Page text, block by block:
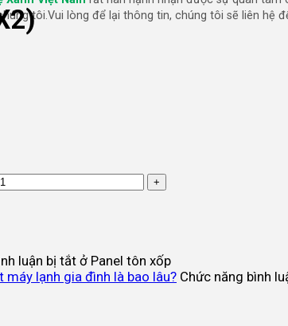
tôi.Vui lòng để lại thông tin, chúng tôi sẽ liên hệ
luận bị tắtở Panel tôn xốp
lạnh gia đình là bao lâu? Chức năng bình